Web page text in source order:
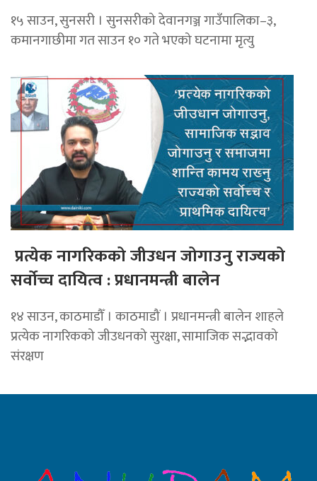
१५ साउन, सुनसरी । सुनसरीको देवानगञ्ज गाउँपालिका–३,
कमानगाछीमा गत साउन १० गते भएको घटनामा मृत्यु
प्रत्येक नागरिकको जीउधन जोगाउनु राज्यको
सर्वोच्च दायित्व : प्रधानमन्त्री बालेन
१४ साउन, काठमाडौँ । काठमाडौं । प्रधानमन्त्री बालेन शाहले
प्रत्येक नागरिकको जीउधनको सुरक्षा, सामाजिक सद्भावको
संरक्षण